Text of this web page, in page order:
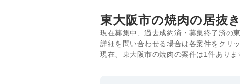
東大阪市の焼肉の居抜
現在募集中、過去成約済・募集終了済の
詳細を問い合わせる場合は各案件をクリ
現在、東大阪市の焼肉の案件は1件ありま